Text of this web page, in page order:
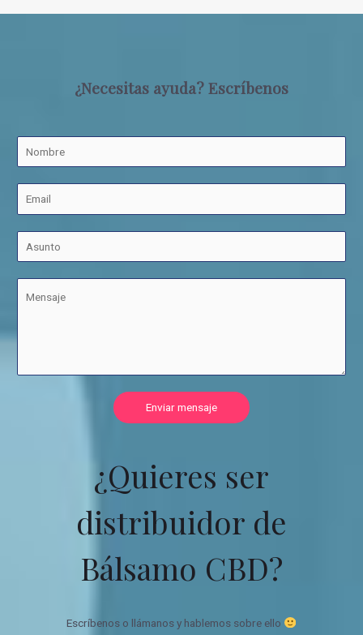
¿Necesitas ayuda? Escríbenos
Enviar mensaje
¿Quieres ser
distribuidor de
Bálsamo CBD?
Escríbenos o llámanos y hablemos sobre ello